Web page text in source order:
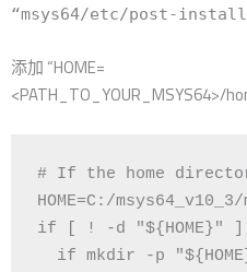
“msys64/etc/post-
添加 “HOME=
<PATH_TO_YOUR_MSYS64>/
# If the home
HOME=C:/
if [ ! -d "${HOME}"
if mkdir -p